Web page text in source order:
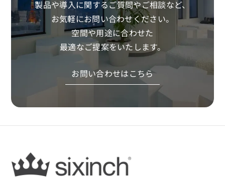
製品や導入に関するご質問やご相談など、
お気軽にお問い合わせください。
空間や用途に合わせた
最適なご提案をいたします。
お問い合わせはこちら